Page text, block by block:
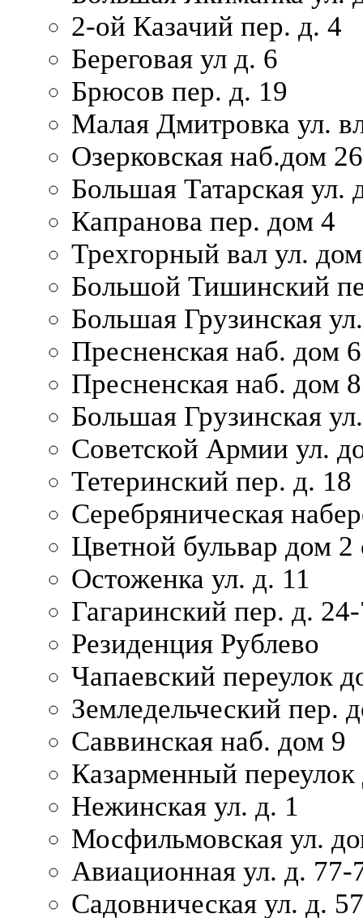
2-ой Казачий пер. д. 4
Береговая ул д. 6
Брюсов пер. д. 19
Малая Дмитровка ул.
Озерковская наб.дом 26
Большая Татарская ул.
Капранова пер. дом 4
Трехгорный вал ул.
Большой Тишинский
Большая Грузинская
Пресненская наб. дом
Пресненская наб. дом 8
Большая Грузинская
Советской Армии ул.
Тетеринский пер. д. 18
Серебряническая
Цветной бульвар дом 2
Остоженка ул. д. 11
Гагаринский пер. д.
Резиденция Рублево
Чапаевский переулок
Земледельческий пер.
Саввинская наб. дом 9
Казарменный переулок
Нежинская ул. д. 1
Мосфильмовская ул.
Авиационная ул. д. 77-
Садовническая ул. д.